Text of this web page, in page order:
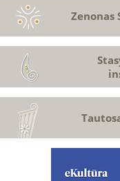
Zenonas